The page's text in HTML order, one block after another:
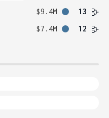
$9.4M
13
$7.4M 12